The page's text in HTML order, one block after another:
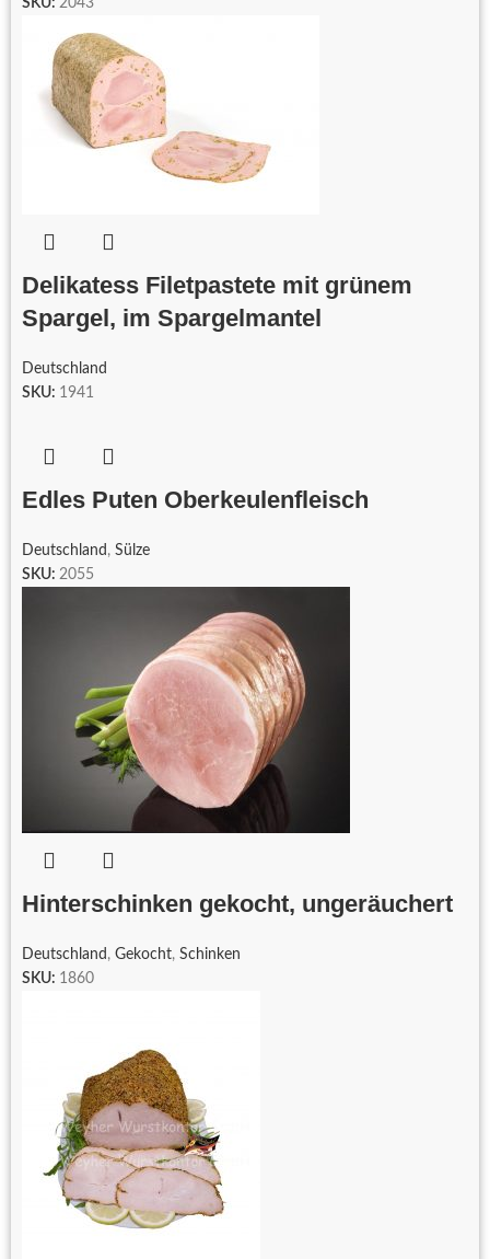
SKU: 2043
Delikatess Filetpastete mit grünem
Spargel, im Spargelmantel
Deutschland
SKU: 1941
Edles Puten Oberkeulenfleisch
Deutschland , Sülze
SKU: 2055
Hinterschinken gekocht, ungeräuchert
Deutschland , Gekocht, Schinken
SKU: 1860